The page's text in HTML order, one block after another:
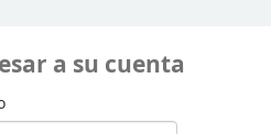
a su cuenta